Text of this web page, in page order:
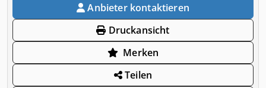
Anbieter kontaktieren
Druckansicht
Merken
Teilen